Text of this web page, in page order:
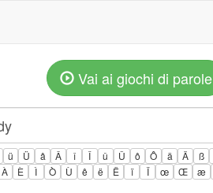
Vai ai giochi di parole
ü Ü â Â î Î û Û ô Ô ä Ä ß
À È Ì Ò Ù ê ë Ë ï Ï œ Œ æ